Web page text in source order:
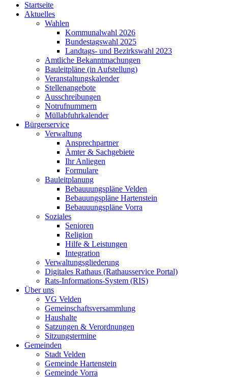
Startseite
Aktuelles
Wahlen
Kommunalwahl 2026
Bundestagswahl 2025
Landtags- und Bezirkswahl 2023
Amtliche Bekanntmachungen
Bauleitpläne (in Aufstellung)
Veranstaltungskalender
Stellenangebote
Ausschreibungen
Notrufnummern
Müllabfuhrkalender
Bürgerservice
Verwaltung
Ansprechpartner
Ämter & Sachgebiete
Ihr Anliegen
Formulare
Bauleitplanung
Bebauuungspläne Velden
Bebauungspläne Hartenstein
Bebauuungspläne Vorra
Soziales
Senioren
Religion
Hilfe & Leistungen
Integration
Verwaltungsgliederung
Digitales Rathaus (Rathausservice Portal)
Rats-Informations-System (RIS)
Über uns
VG Velden
Gemeinschaftsversammlung
Haushalte
Satzungen & Verordnungen
Sitzungstermine
Gemeinden
Stadt Velden
Gemeinde Hartenstein
Gemeinde Vorra